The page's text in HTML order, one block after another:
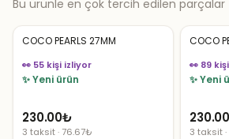
Bu ürünle en çok tercih edilen parçalar
COCO PEARLS 27MM
👀 55 kişi izliyor
✨ Yeni ürün
230.00₺
3 taksit · 76.67₺
COCO
👀 89
✨ Yeni
3 taksit